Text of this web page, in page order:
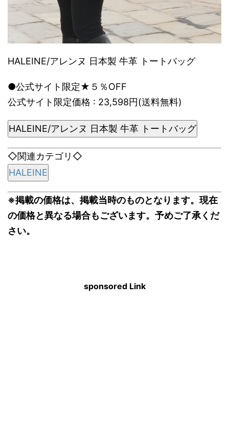
HALEINE/アレンヌ 日本製 牛革 トートバッグ
●公式サイト限定★５％OFF
公式サイト限定価格 : 23,598円(送料無料)
HALEINE/アレンヌ 日本製 牛革 トートバッグ
◇関連カテゴリ◇
HALEINE
※掲載の価格は、掲載当時のものとなります。現在
の価格と異なる場合もございます。予めご了承くだ
さい。
sponsored Link